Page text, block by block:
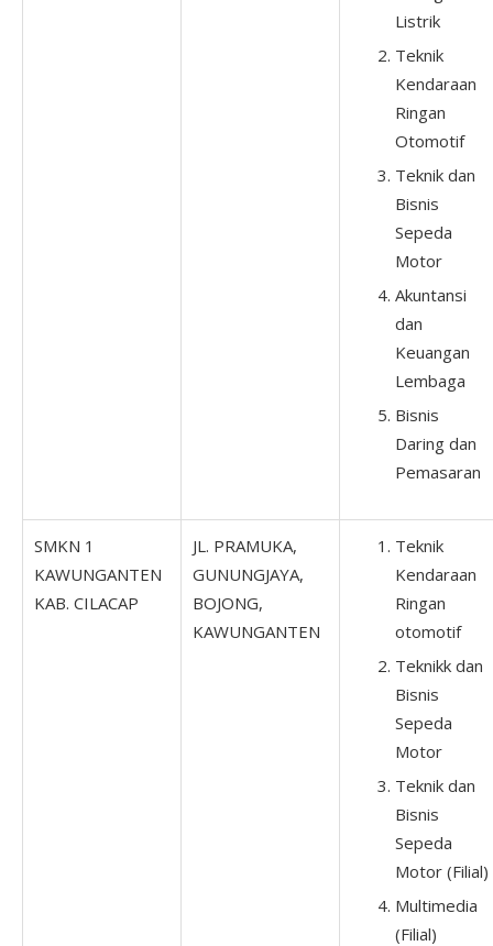
Listrik
Teknik
Kendaraan
Ringan
Otomotif
Teknik dan
Bisnis
Sepeda
Motor
Akuntansi
dan
Keuangan
Lembaga
Bisnis
Daring dan
Pemasaran
SMKN 1
KAWUNGANTEN
KAB. CILACAP
JL. PRAMUKA,
GUNUNGJAYA,
BOJONG,
KAWUNGANTEN
Teknik
Kendaraan
Ringan
otomotif
Teknikk dan
Bisnis
Sepeda
Motor
Teknik dan
Bisnis
Sepeda
Motor (Filial)
Multimedia
(Filial)